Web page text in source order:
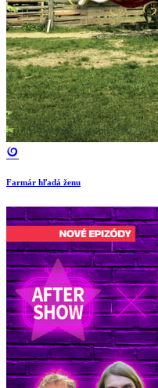
Farmár hľadá ženu